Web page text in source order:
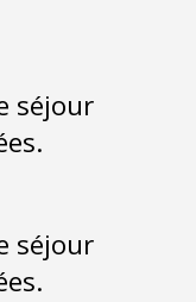
séjour
séjour